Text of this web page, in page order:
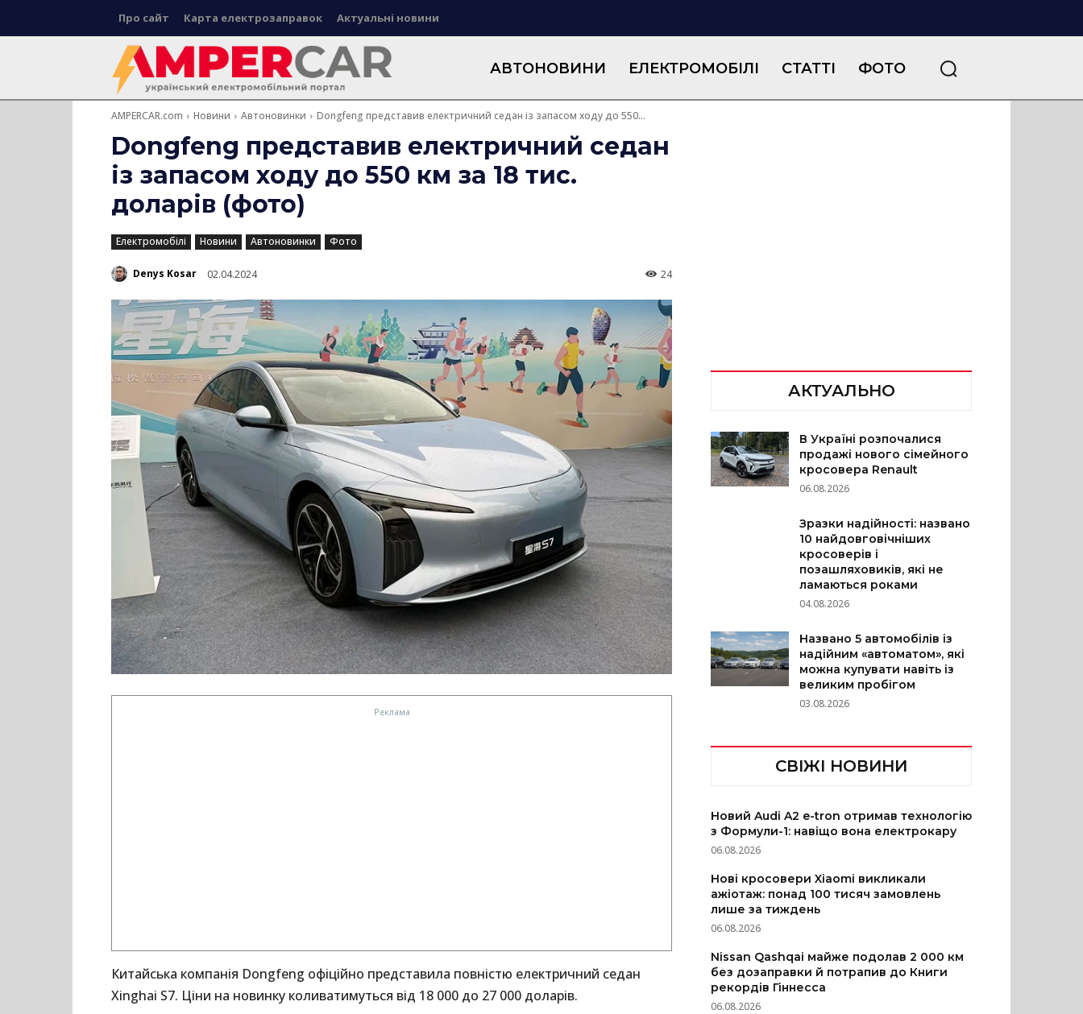
Про сайт Карта електрозаправок Актуальні новини
АВТОНОВИНИ ЕЛЕКТРОМОБІЛІ СТАТТІ ФОТО
AMPERCAR.com Новини Автоновинки Dongfeng представив електричний седан із запасом ходу до 550...
Dongfeng представив електричний седан
із запасом ходу до 550 км за 18 тис.
доларів (фото)
Електромобілі Новини Автоновинки Фото
Denys Kosar 02.04.2024 24
Китайська компанія Dongfeng офіційно представила повністю електричний седан
Xinghai S7. Ціни на новинку коливатимуться від 18 000 до 27 000 доларів.
АКТУАЛЬНО
В Україні розпочалися
продажі нового сімейного
кросовера Renault
06.08.2026
Зразки надійності: названо
10 найдовговічніших
кросоверів і
позашляховиків, які не
ламаються роками
04.08.2026
Названо 5 автомобілів із
надійним «автоматом», які
можна купувати навіть із
великим пробігом
03.08.2026
СВІЖІ НОВИНИ
Новий Audi A2 e-tron отримав технологію
з Формули-1: навіщо вона електрокару
06.08.2026
Нові кросовери Xiaomi викликали
ажіотаж: понад 100 тисяч замовлень
лише за тиждень
06.08.2026
Nissan Qashqai майже подолав 2 000 км
без дозаправки й потрапив до Книги
рекордів Гіннесса
06.08.2026